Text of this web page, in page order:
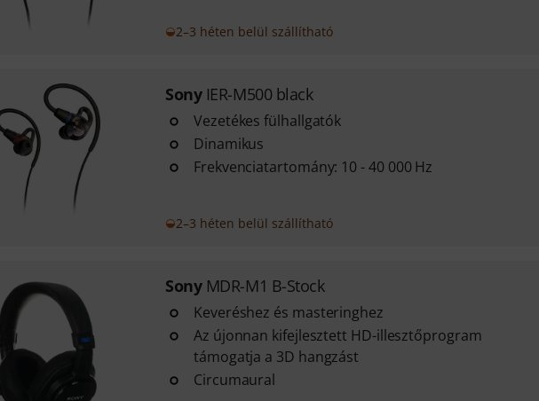
2–3 héten belül szállítható
Sony IER-M500 black
Vezetékes fülhallgatók
Dinamikus
Frekvenciatartomány: 10 - 40 000 Hz
2–3 héten belül szállítható
Sony MDR-M1 B-Stock
Keveréshez és masteringhez
Az újonnan kifejlesztett HD-illesztőprogram
támogatja a 3D hangzást
Circumaural